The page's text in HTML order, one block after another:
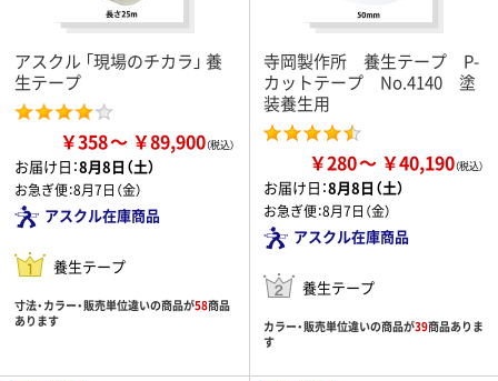
アスクル 「現場のチカラ」 養
生テープ
￥358 ￥89,900
お届け日：8月8日（土）
お急ぎ便：8月7日（金）
アスクル在庫商品
養生テープ
寸法・カラー・販売単位違いの商品が58商品
あります
寺岡製作所 養生テープ P-
カットテープ No.4140 塗
装養生用
￥280 ￥40,190
お届け日：8月8日（土）
お急ぎ便：8月7日（金）
アスクル在庫商品
養生テープ
カラー・販売単位違いの商品が39商品ありま
す